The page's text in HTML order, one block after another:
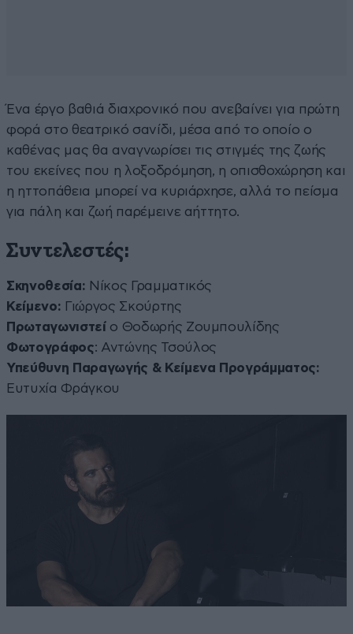
Ένα έργο βαθιά διαχρονικό που ανεβαίνει για πρώτη
φορά στο θεατρικό σανίδι, μέσα από το οποίο ο
καθένας μας θα αναγνωρίσει τις στιγμές της ζωής
του εκείνες που η λοξοδρόμηση, η οπισθοχώρηση και
η ηττοπάθεια μπορεί να κυριάρχησε, αλλά το πείσμα
για πάλη και ζωή παρέμεινε αήττητο.
Συντελεστές:
Σκηνοθεσία: Νίκος Γραμματικός
Κείμενο: Γιώργος Σκούρτης
Πρωταγωνιστείο Θοδωρής Ζουμπουλίδης
Φωτογράφος: Αντώνης Τσούλος
Υπεύθυνη Παραγωγής & Κείμενα Προγράμματος:
Ευτυχία Φράγκου